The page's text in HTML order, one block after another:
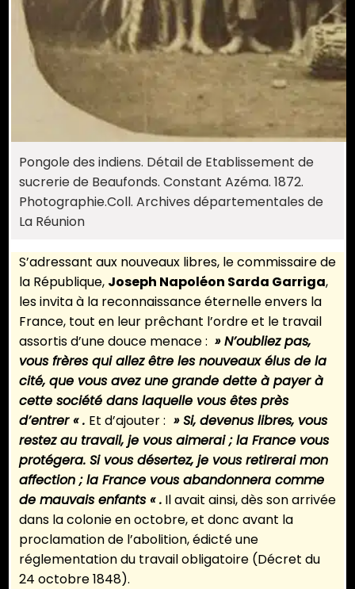
Pongole des indiens. Détail de Etablissement de
sucrerie de Beaufonds. Constant Azéma. 1872.
Photographie.Coll. Archives départementales de
La Réunion
S’adressant aux nouveaux libres, le commissaire de
la République, Joseph Napoléon Sarda Garriga,
les invita à la reconnaissance éternelle envers la
France, tout en leur prêchant l’ordre et le travail
assortis d’une douce menace : » N’oubliez pas,
vous frères qui allez être les nouveaux élus de la
cité, que vous avez une grande dette à payer à
cette société dans laquelle vous êtes près
d’entrer « . Et d’ajouter : » Si, devenus libres, vous
restez au travail, je vous aimerai ; la France vous
protégera. Si vous désertez, je vous retirerai mon
affection ; la France vous abandonnera comme
de mauvais enfants « . Il avait ainsi, dès son arrivée
dans la colonie en octobre, et donc avant la
proclamation de l’abolition, édicté une
réglementation du travail obligatoire (Décret du
24 octobre 1848).